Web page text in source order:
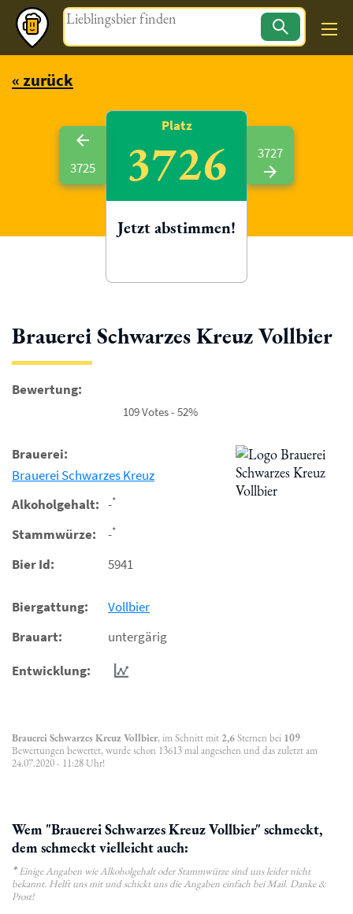
Magazin
« zurück
Brauerei Schwarzes Kreuz Vollbier
Bewertung:
109 Votes - 52%
Brauerei:
Brauerei Schwarzes Kreuz
Alkoholgehalt: -*
Stammwürze: -*
Bier Id: 5941
Biergattung:
Vollbier
Brauart:
untergärig
Entwicklung:
Brauerei Schwarzes Kreuz Vollbier, im Schnitt mit 2,6Sternen bei 109
Bewertungen bewertet, wurde schon 13613 mal angesehen und das zuletzt am
24.07.2020 - 11:28 Uhr!
Wem "Brauerei Schwarzes Kreuz Vollbier" schmeckt,
dem schmeckt vielleicht auch:
*Einige Angaben wie Alkoholgehalt oder Stammwürze sind uns leider nicht
bekannt. Helft uns mit und schickt uns die Angaben einfach bei Mail. Danke &
Prost!
3725
Platz
3726
Jetzt abstimmen!
3727